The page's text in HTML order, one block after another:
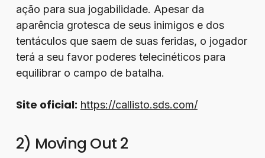
ação para sua jogabilidade. Apesar da
aparência grotesca de seus inimigos e dos
tentáculos que saem de suas feridas, o jogador
terá a seu favor poderes telecinéticos para
equilibrar o campo de batalha.
Site oficial: https://callisto.sds.com/
2) Moving Out 2